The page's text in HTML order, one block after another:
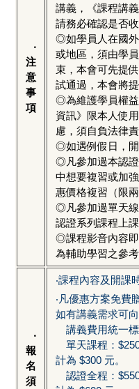
‧
注
意
事
項
講義，《課程講
請務必確認是否收
◎如學員人在國
或地區，須由學
束，本會可先提
試通過，本會將提
◎為維護學員權
資訊》限本人使
慮，須自負法律
◎如遇例假日，開
◎凡參加過本認證
中想要複習或加
惠價格複習（限兩
◎凡參加過單天
認證系列課程上
◎課程影音內容
為輔助學習之參
‧
報
名
須
‧課程內容及開課
‧凡優惠方案免費
如有講義需求可
講義費用統一標
單天課程：
計為 $300 元。
認證全程：